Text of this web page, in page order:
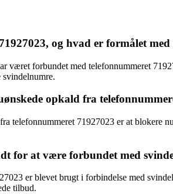
og hvad er formålet med
været forbundet med telefonnummeret
svindelnumre.
opkald fra
telefonnummeret 71927023 er at blokere
for at være forbundet med
er blevet brugt i forbindelse med
tilbud.